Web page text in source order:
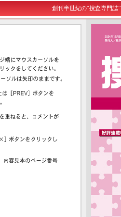
創刊半世紀の“捜査専門誌”
怖心から睡眠中を装った被
者へのわいせつ行為につ
続殺人のうち、女性が犯人
ある事例の特徴等について
加速により起こった事故に
き、着目すべき点等を解